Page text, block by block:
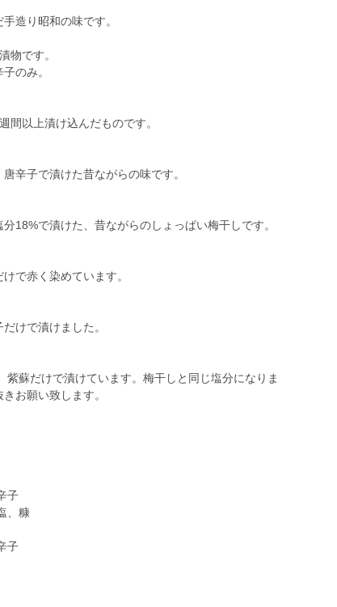
造り昭和の味です。
物です。
のみ。
以上漬け込んだものです。
辛子で漬けた昔ながらの味です。
18%で漬けた、昔ながらのしょっぱい梅干しです。
で赤く染めています。
けで漬けました。
蘇だけで漬けています。梅干しと同じ塩分になりま
お願い致します。
子
、糠
子